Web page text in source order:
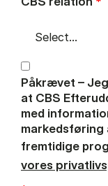
Påkrævet –
at CBS
med
fremtidige
vores